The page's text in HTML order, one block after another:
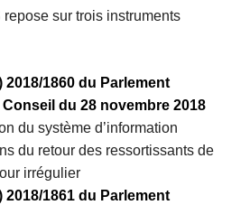
sur trois instruments
2018/1860 du Parlement
du 28 novembre 2018
du système d’information
du retour des ressortissants de
irrégulier
2018/1861 du Parlement